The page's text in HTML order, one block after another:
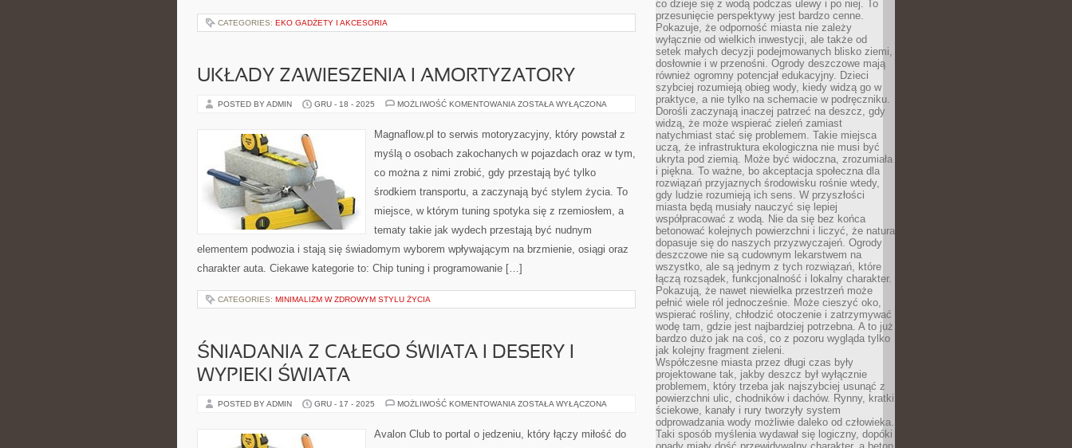
CATEGORIES: EKO GADŻETY I AKCESORIA
UKŁADY ZAWIESZENIA I AMORTYZATORY
POSTED BY ADMIN GRU - 18 - 2025 MOŻLIWOŚĆ KOMENTOWANIA UKŁADY
AMORTYZATORY
ZOSTAŁA WYŁĄCZONA
Magnaflow.pl to serwis motoryzacyjny, który powstał z
myślą o osobach zakochanych w pojazdach oraz w tym,
co można z nimi zrobić, gdy przestają być tylko
środkiem transportu, a zaczynają być stylem życia. To
miejsce, w którym tuning spotyka się z rzemiosłem, a
tematy takie jak wydech przestają być nudnym
elementem podwozia i stają się świadomym wyborem wpływającym na brzmienie, osiągi oraz
charakter auta. Ciekawe kategorie to: Chip tuning i programowanie […]
CATEGORIES: MINIMALIZM W ZDROWYM STYLU ŻYCIA
ŚNIADANIA Z CAŁEGO ŚWIATA I DESERY I
WYPIEKI ŚWIATA
POSTED BY ADMIN GRU - 17 - 2025 MOŻLIWOŚĆ KOMENTOWANIA ŚNIADANIA
ŚWIATA
I
ZOSTAŁA WYŁĄCZONA
Avalon Club to portal o jedzeniu, który łączy miłość do
co dzieje się z wodą podczas ulewy i po niej. To
przesunięcie perspektywy jest bardzo cenne.
Pokazuje, że odporność miasta nie zależy
wyłącznie od wielkich inwestycji, ale także od
setek małych decyzji podejmowanych blisko ziemi,
dosłownie i w przenośni. Ogrody deszczowe mają
również ogromny potencjał edukacyjny. Dzieci
szybciej rozumieją obieg wody, kiedy widzą go w
praktyce, a nie tylko na schemacie w podręczniku.
Dorośli zaczynają inaczej patrzeć na deszcz, gdy
widzą, że może wspierać zieleń zamiast
natychmiast stać się problemem. Takie miejsca
uczą, że infrastruktura ekologiczna nie musi być
ukryta pod ziemią. Może być widoczna, zrozumiała
i piękna. To ważne, bo akceptacja społeczna dla
rozwiązań przyjaznych środowisku rośnie wtedy,
gdy ludzie rozumieją ich sens. W przyszłości
miasta będą musiały nauczyć się lepiej
współpracować z wodą. Nie da się bez końca
betonować kolejnych powierzchni i liczyć, że natura
dopasuje się do naszych przyzwyczajeń. Ogrody
deszczowe nie są cudownym lekarstwem na
wszystko, ale są jednym z tych rozwiązań, które
łączą rozsądek, funkcjonalność i lokalny charakter.
Pokazują, że nawet niewielka przestrzeń może
pełnić wiele ról jednocześnie. Może cieszyć oko,
wspierać rośliny, chłodzić otoczenie i zatrzymywać
wodę tam, gdzie jest najbardziej potrzebna. A to już
bardzo dużo jak na coś, co z pozoru wygląda tylko
jak kolejny fragment zieleni.
Współczesne miasta przez długi czas były
projektowane tak, jakby deszcz był wyłącznie
problemem, który trzeba jak najszybciej usunąć z
powierzchni ulic, chodników i dachów. Rynny, kratki
ściekowe, kanały i rury tworzyły system
odprowadzania wody możliwie daleko od człowieka.
Taki sposób myślenia wydawał się logiczny, dopóki